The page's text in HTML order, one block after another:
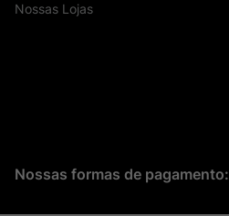
Nossas Lojas
Nossas formas de pagamento: